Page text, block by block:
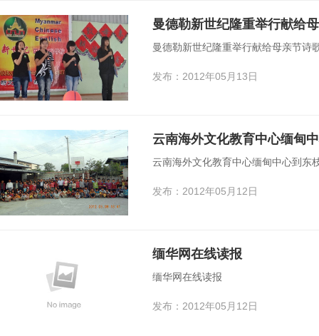
曼德勒新世纪隆重举行献给
曼德勒新世纪隆重举行献给母亲节诗
发布：2012年05月13日
云南海外文化教育中心缅甸
云南海外文化教育中心缅甸中心到东
发布：2012年05月12日
缅华网在线读报
缅华网在线读报
发布：2012年05月12日